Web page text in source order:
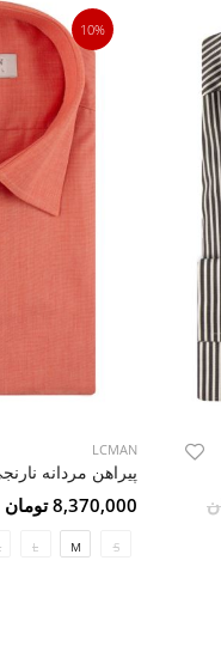
10%
LCMAN
8,370,000 تومان
S
M
L